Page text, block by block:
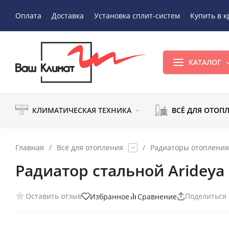
Оплата Доставка Установка сплит-систем Купить в
КАТАЛОГ
КЛИМАТИЧЕСКАЯ ТЕХНИКА ВСЁ ДЛЯ
Главная / Всё для отопления / Радиаторы отопления
Радиатор стальной
Оставить отзыв Избранное Сравнение Поделиться